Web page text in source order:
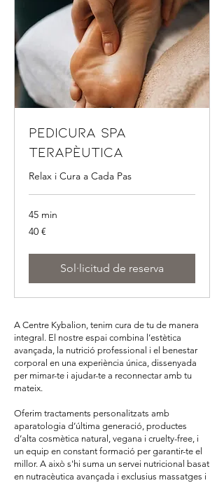
Pedicura Spa
Terapèutica
Relax i Cura a Cada Pas
45 min
40
euros
40 €
Sol·licitud de reserva
A Centre Kybalion, tenim cura de tu de manera
integral. El nostre espai combina l’estètica
avançada, la nutrició professional i el benestar
corporal en una experiència única, dissenyada
per mimar-te i ajudar-te a reconnectar amb tu
mateix.
Oferim tractaments personalitzats amb
aparatologia d’última generació, productes
d’alta cosmètica natural, vegana i cruelty-free, i
un equip en constant formació per garantir-te el
millor. A això s'hi suma un servei nutricional basat
en nutracèutica avançada i exclusius massatges i